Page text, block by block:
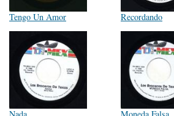
Tengo Un Amor Recordando